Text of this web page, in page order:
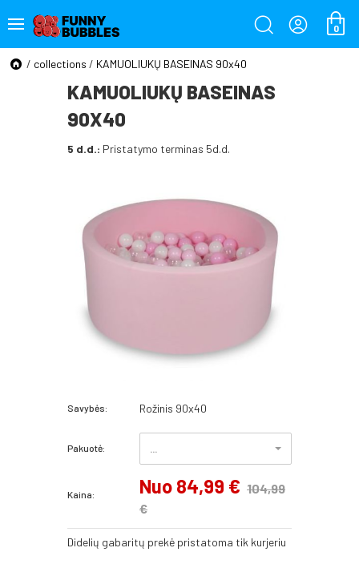
0
/ collections / KAMUOLIUKŲ BASEINAS 90x40
KAMUOLIUKŲ BASEINAS
90X40
5 d.d.: Pristatymo terminas 5d.d.
Savybės: Rožinis 90x40
Pakuotė:
Kaina: Nuo 84,99 € 104,99
€
Didelių gabaritų prekė pristatoma tik kurjeriu